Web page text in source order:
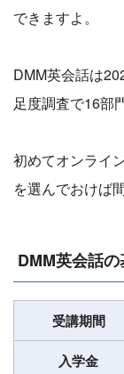
できますよ。
DMM英会話は
足度調査で16部
初めてオンライ
を選んでおけば
DMM英会話
受講期間
入学金